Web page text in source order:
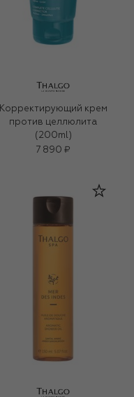
Корректирующий крем
против целлюлита
(200ml)
7 890 ₽